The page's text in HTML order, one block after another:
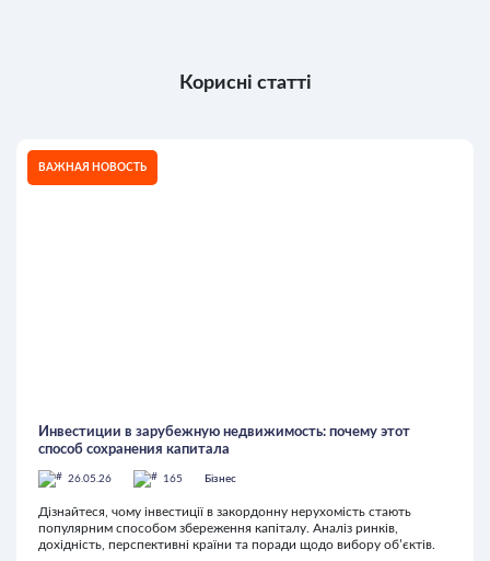
Корисні статті
ВАЖНАЯ НОВОСТЬ
Инвестиции в зарубежную недвижимость: почему этот
способ сохранения капитала
26.05.26 165 Бізнес
Дізнайтеся, чому інвестиції в закордонну нерухомість стають
популярним способом збереження капіталу. Аналіз ринків,
дохідність, перспективні країни та поради щодо вибору об’єктів.